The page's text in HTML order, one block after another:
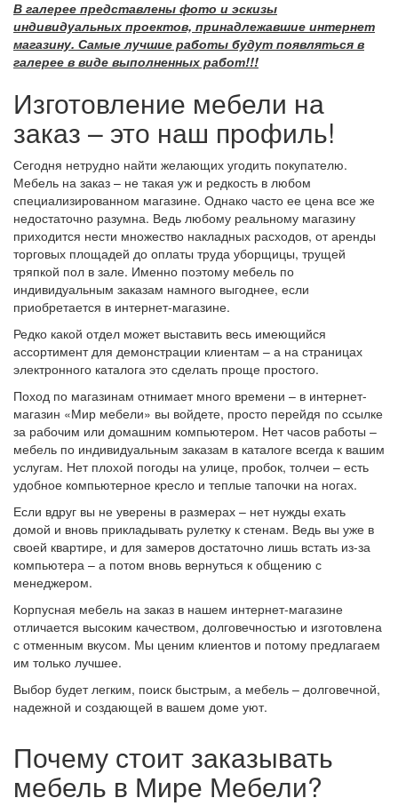
В галерее представлены фото и эскизы
индивидуальных проектов, принадлежавшие интернет
магазину. Самые лучшие работы будут появляться в
галерее в виде выполненных работ!!!
Изготовление мебели на
заказ – это наш профиль!
Сегодня нетрудно найти желающих угодить покупателю.
Мебель на заказ – не такая уж и редкость в любом
специализированном магазине. Однако часто ее цена все же
недостаточно разумна. Ведь любому реальному магазину
приходится нести множество накладных расходов, от аренды
торговых площадей до оплаты труда уборщицы, трущей
тряпкой пол в зале. Именно поэтому мебель по
индивидуальным заказам намного выгоднее, если
приобретается в интернет-магазине.
Редко какой отдел может выставить весь имеющийся
ассортимент для демонстрации клиентам – а на страницах
электронного каталога это сделать проще простого.
Поход по магазинам отнимает много времени – в интернет-
магазин «Мир мебели» вы войдете, просто перейдя по ссылке
за рабочим или домашним компьютером. Нет часов работы –
мебель по индивидуальным заказам в каталоге всегда к вашим
услугам. Нет плохой погоды на улице, пробок, толчеи – есть
удобное компьютерное кресло и теплые тапочки на ногах.
Если вдруг вы не уверены в размерах – нет нужды ехать
домой и вновь прикладывать рулетку к стенам. Ведь вы уже в
своей квартире, и для замеров достаточно лишь встать из-за
компьютера – а потом вновь вернуться к общению с
менеджером.
Корпусная мебель на заказ в нашем интернет-магазине
отличается высоким качеством, долговечностью и изготовлена
с отменным вкусом. Мы ценим клиентов и потому предлагаем
им только лучшее.
Выбор будет легким, поиск быстрым, а мебель – долговечной,
надежной и создающей в вашем доме уют.
Почему стоит заказывать
мебель в Мире Мебели?